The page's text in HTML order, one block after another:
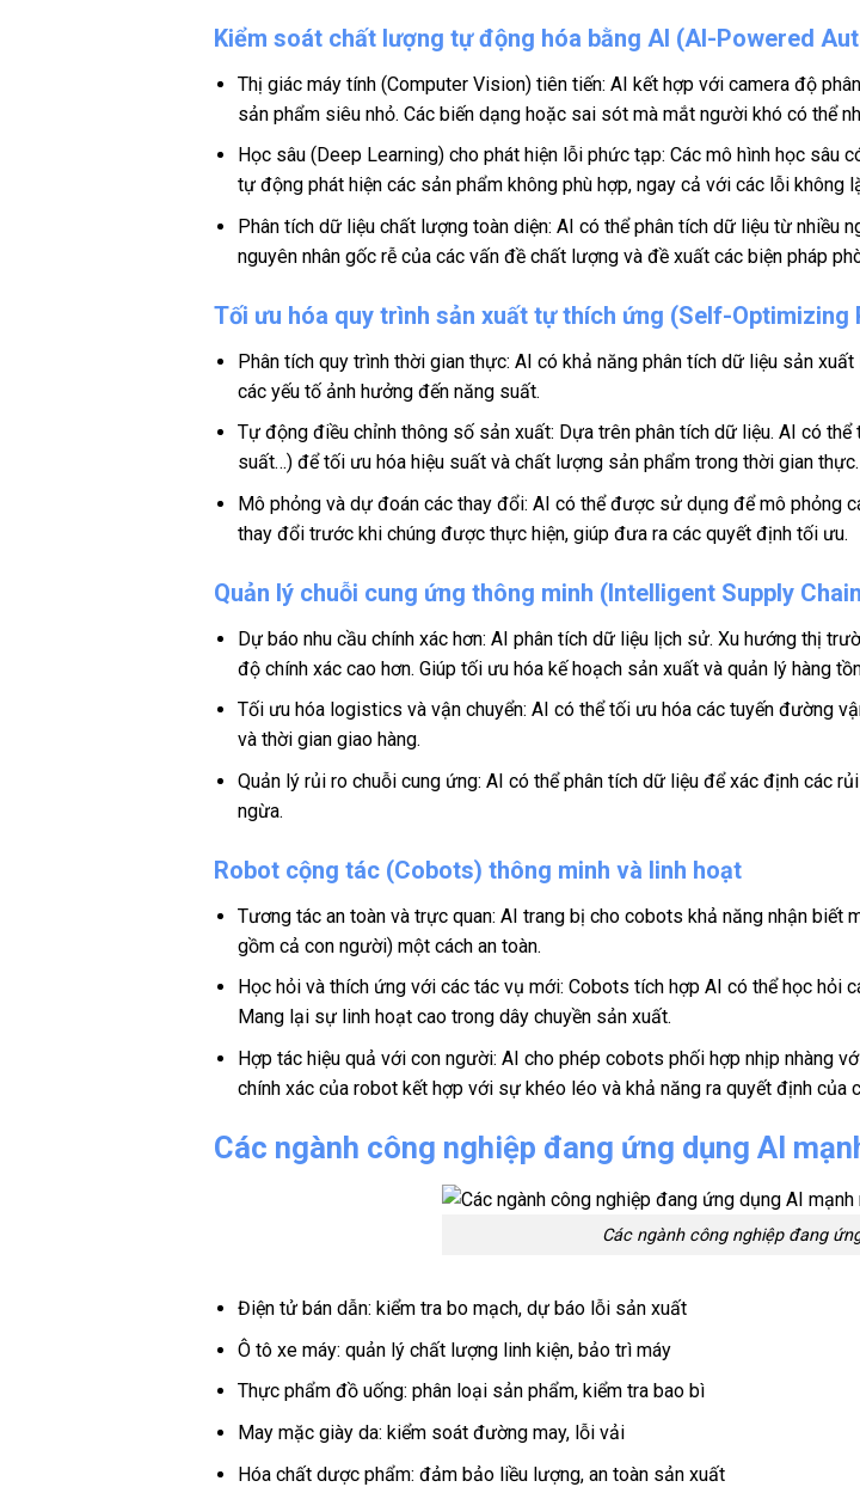
Kiểm soát chất lượng tự động hóa bằng AI (AI-Powered
Thị giác máy tính (Computer Vision) tiên tiến: AI kết hợp với camera độ
sản phẩm siêu nhỏ. Các biến dạng hoặc sai sót mà mắt người khó có thể
Học sâu (Deep Learning) cho phát hiện lỗi phức tạp: Các mô hình học
tự động phát hiện các sản phẩm không phù hợp, ngay cả với các lỗi không
Phân tích dữ liệu chất lượng toàn diện: AI có thể phân tích dữ liệu từ nhiều
nguyên nhân gốc rễ của các vấn đề chất lượng và đề xuất các biện pháp
Tối ưu hóa quy trình sản xuất tự thích ứng (Self-
Phân tích quy trình thời gian thực: AI có khả năng phân tích dữ liệu sản
các yếu tố ảnh hưởng đến năng suất.
Tự động điều chỉnh thông số sản xuất: Dựa trên phân tích dữ liệu. AI có
suất…) để tối ưu hóa hiệu suất và chất lượng sản phẩm trong thời gian thực.
Mô phỏng và dự đoán các thay đổi: AI có thể được sử dụng để mô phỏng
thay đổi trước khi chúng được thực hiện, giúp đưa ra các quyết định tối ưu.
Quản lý chuỗi cung ứng thông minh (Intelligent Supply
Dự báo nhu cầu chính xác hơn: AI phân tích dữ liệu lịch sử. Xu hướng thị
độ chính xác cao hơn. Giúp tối ưu hóa kế hoạch sản xuất và quản lý hàng
Tối ưu hóa logistics và vận chuyển: AI có thể tối ưu hóa các tuyến đường
và thời gian giao hàng.
Quản lý rủi ro chuỗi cung ứng: AI có thể phân tích dữ liệu để xác định các
ngừa.
Robot cộng tác (Cobots) thông minh và linh hoạt
Tương tác an toàn và trực quan: AI trang bị cho cobots khả năng nhận biết
gồm cả con người) một cách an toàn.
Học hỏi và thích ứng với các tác vụ mới: Cobots tích hợp AI có thể học hỏi
Mang lại sự linh hoạt cao trong dây chuyền sản xuất.
Hợp tác hiệu quả với con người: AI cho phép cobots phối hợp nhịp nhàng
chính xác của robot kết hợp với sự khéo léo và khả năng ra quyết định của
Các ngành công nghiệp đang ứng dụng AI
Các ngành công nghiệp đang
Điện tử bán dẫn: kiểm tra bo mạch, dự báo lỗi sản xuất
Ô tô xe máy: quản lý chất lượng linh kiện, bảo trì máy
Thực phẩm đồ uống: phân loại sản phẩm, kiểm tra bao bì
May mặc giày da: kiểm soát đường may, lỗi vải
Hóa chất dược phẩm: đảm bảo liều lượng, an toàn sản xuất